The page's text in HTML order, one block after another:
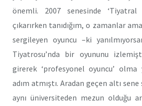
önemli. 2007 senesinde ‘Tiyatral
çıkarırken tanıdığım, o zamanlar
sergileyen oyuncu –ki
Tiyatrosu’nda bir oyununu
girerek ‘profesyonel oyuncu’
adım atmıştı. Aradan geçen altı
aynı üniversiteden mezun olduğu